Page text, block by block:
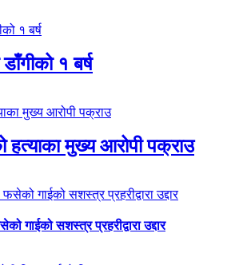
१ बर्ष
हत्याका मुख्य आरोपी पक्राउ
गाईको सशस्त्र प्रहरीद्वारा उद्दार